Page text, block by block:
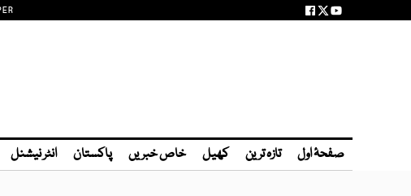
صفحۂ اول تازہ ترین کھیل خاص خبریں پاکستان انٹر نیشنل